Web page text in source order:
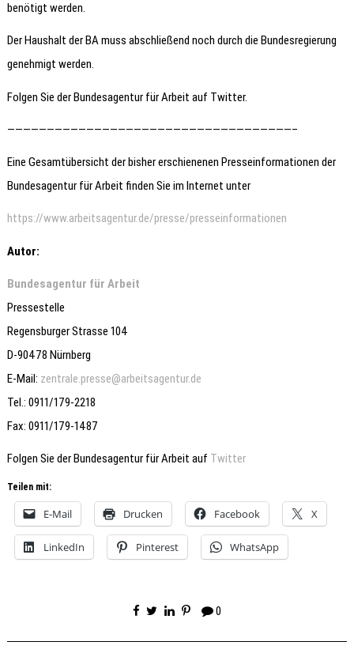
benötigt werden.
Der Haushalt der BA muss abschließend noch durch die Bundesregierung
genehmigt werden.
Folgen Sie der Bundesagentur für Arbeit auf Twitter.
————————————————————————————————————–
Eine Gesamtübersicht der bisher erschienenen Presseinformationen der
Bundesagentur für Arbeit finden Sie im Internet unter
https://www.arbeitsagentur.de/presse/presseinformationen
Autor:
Bundesagentur für Arbeit
Pressestelle
Regensburger Strasse 104
D-90478 Nürnberg
E-Mail: zentrale.presse@arbeitsagentur.de
Tel.: 0911/179-2218
Fax: 0911/179-1487
Folgen Sie der Bundesagentur für Arbeit auf Twitter
Teilen mit:
E-Mail Drucken Facebook X
LinkedIn Pinterest WhatsApp
0